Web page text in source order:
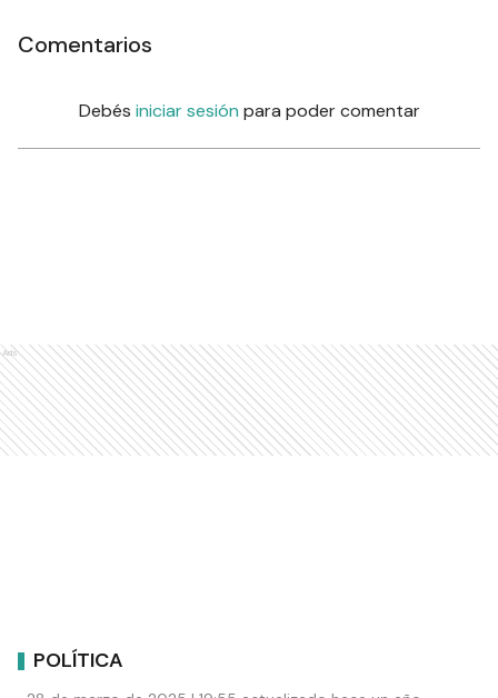
Comentarios
Debés iniciar sesión para poder comentar
Ads
POLÍTICA